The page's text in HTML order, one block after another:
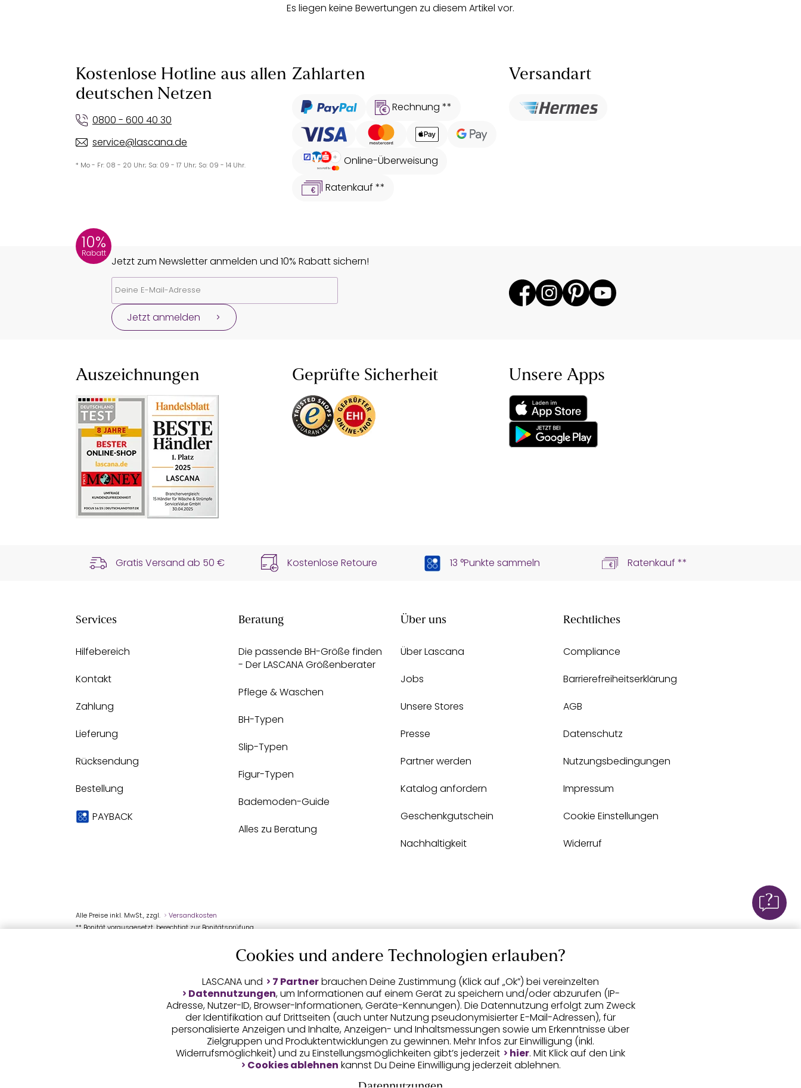
Es liegen keine Bewertungen zu diesem Artikel vor.
Kostenlose Hotline aus allen
deutschen Netzen
0800 - 600 40 30
service@lascana.de
* Mo - Fr: 08 - 20 Uhr; Sa: 09 - 17 Uhr; So: 09 - 14 Uhr.
Zahlarten
Rechnung **
Online-Überweisung
Ratenkauf **
Versandart
10%
Rabatt
Jetzt zum Newsletter anmelden und 10% Rabatt sichern!
Jetzt anmelden
Auszeichnungen Geprüfte Sicherheit Unsere Apps
Gratis Versand ab 50 € Kostenlose Retoure 13 °Punkte sammeln Ratenkauf **
Services
Hilfebereich
Kontakt
Zahlung
Lieferung
Rücksendung
Bestellung
PAYBACK
Beratung
Die passende BH-Größe finden
- Der LASCANA Größenberater
Pflege & Waschen
BH-Typen
Slip-Typen
Figur-Typen
Bademoden-Guide
Alles zu Beratung
Über uns
Über Lascana
Jobs
Unsere Stores
Presse
Partner werden
Katalog anfordern
Geschenkgutschein
Nachhaltigkeit
Rechtliches
Compliance
Barrierefreiheitserklärung
AGB
Datenschutz
Nutzungsbedingungen
Impressum
Cookie Einstellungen
Widerruf
Alle Preise inkl. MwSt., zzgl.
Versandkosten
** Bonität vorausgesetzt, berechtigt zur Bonitätsprüfung
Cookies und andere Technologien erlauben?
LASCANA und 7 Partnerbrauchen Deine Zustimmung (Klick auf „Ok”) bei vereinzelten
Datennutzungen, um Informationen auf einem Gerät zu speichern und/oder abzurufen (IP-
Adresse, Nutzer-ID, Browser-Informationen, Geräte-Kennungen). Die Datennutzung erfolgt zum Zweck
der Identifikation auf Drittseiten (auch unter Nutzung pseudonymisierter E-Mail-Adressen), für
personalisierte Anzeigen und Inhalte, Anzeigen- und Inhaltsmessungen sowie um Erkenntnisse über
Zielgruppen und Produktentwicklungen zu gewinnen. Mehr Infos zur Einwilligung (inkl.
Widerrufsmöglichkeit) und zu Einstellungsmöglichkeiten gibt’s jederzeit
hier. Mit Klick auf den Link
Cookies ablehnen kannst Du Deine Einwilligung jederzeit ablehnen.